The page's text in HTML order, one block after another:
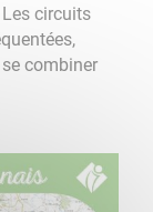
circuits
combiner